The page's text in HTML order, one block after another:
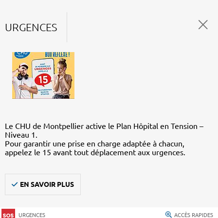
URGENCES
Le CHU de Montpellier active le Plan Hôpital en Tension –
Niveau 1.
Pour garantir une prise en charge adaptée à chacun,
appelez le 15 avant tout déplacement aux urgences.
EN SAVOIR PLUS
URGENCES ACCÈS RAPIDES